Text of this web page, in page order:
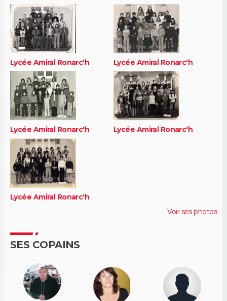
Lycée Amiral Ronarc'h Lycée Amiral Ronarc'h
Lycée Amiral Ronarc'h Lycée Amiral Ronarc'h
Lycée Amiral Ronarc'h
Voir ses photos
SES COPAINS